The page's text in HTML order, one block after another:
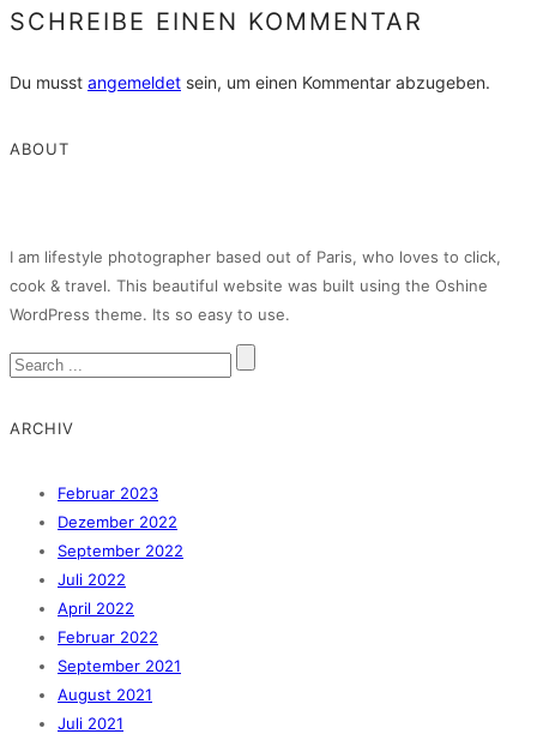
SCHREIBE EINEN KOMMENTAR
Du musst angemeldet sein, um einen Kommentar abzugeben.
ABOUT
I am lifestyle photographer based out of Paris, who loves to click,
cook & travel. This beautiful website was built using the Oshine
WordPress theme. Its so easy to use.
ARCHIV
Februar 2023
Dezember 2022
September 2022
Juli 2022
April 2022
Februar 2022
September 2021
August 2021
Juli 2021